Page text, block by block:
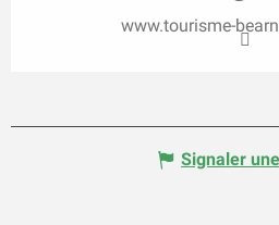
www.tourisme-
Signaler